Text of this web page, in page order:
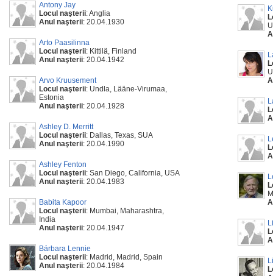
Antony Jay
Locul naşterii: Anglia
Anul naşterii: 20.04.1930
Arto Paasilinna
Locul naşterii: Kittilä, Finland
Anul naşterii: 20.04.1942
Arvo Kruusement
Locul naşterii: Undla, Lääne-Virumaa,
Estonia
Anul naşterii: 20.04.1928
Ashley D. Merritt
Locul naşterii: Dallas, Texas, SUA
Anul naşterii: 20.04.1990
Ashley Fenton
Locul naşterii: San Diego, California, USA
Anul naşterii: 20.04.1983
Babita Kapoor
Locul naşterii: Mumbai, Maharashtra,
India
Anul naşterii: 20.04.1947
Bárbara Lennie
Locul naşterii: Madrid, Madrid, Spain
Anul naşterii: 20.04.1984